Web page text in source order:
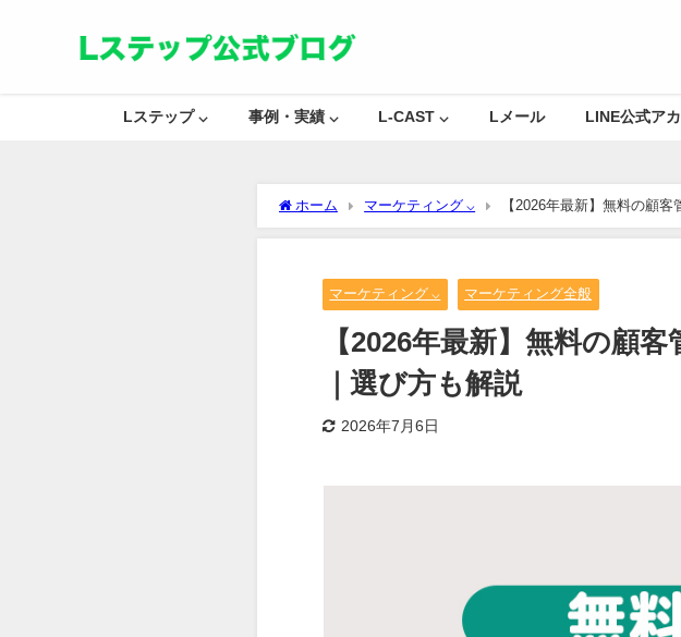
Lステップ ⌵ 事例・実績 ⌵ L-CAST ⌵ Lメール LINE公式ア
ホーム マーケティング ⌵ 【2026年最新】無料の顧
マーケティング ⌵ マーケティング全般
【2026年最新】無料の顧
｜選び方も解説
2026年7月6日